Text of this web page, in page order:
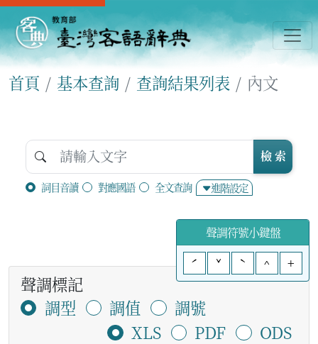
首頁 基本查詢 查詢結果列表 內文
詞目音讀 對應國語 全文查詢 進階設定
檢 索
聲調符號小鍵盤
ˊ
ˇ ˋ ^ +
聲調標記
調型
調值
調號
XLS
PDF
ODS